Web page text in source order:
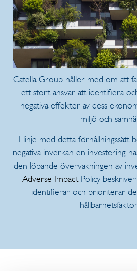
Catella Group håller med om att
ett stort ansvar att identifiera
negativa effekter av dess
miljö och
I linje med detta förhållningssätt
negativa inverkan en investering
den löpande övervakningen av
Adverse ImpactPolicy
identifierar och prioriterar